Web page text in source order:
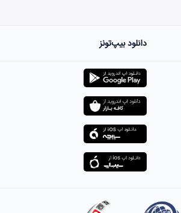
دانلود بیپ‌تونز